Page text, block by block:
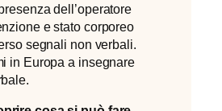
dell’operatore
e stato corporeo
segnali non verbali.
in Europa a insegnare